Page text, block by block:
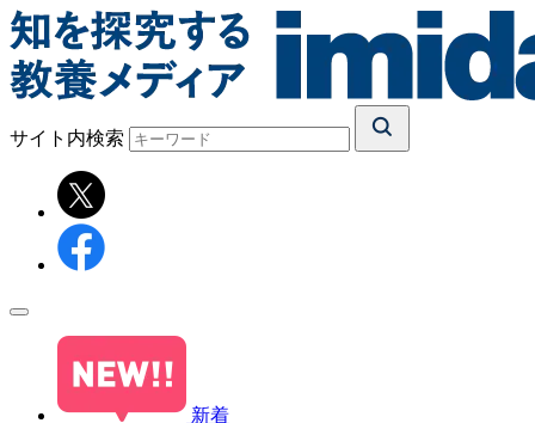
サイト内検索
新着